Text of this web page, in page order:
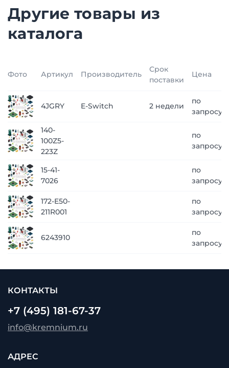
Другие товары из
каталога
Фото Артикул Производитель
Срок
поставки
Цена
4JGRY E-Switch 2 недели
по
запросу
140-
100Z5-
223Z
по
запросу
15-41-
7026
по
запросу
172-E50-
211R001
по
запросу
6243910
по
запросу
КОНТАКТЫ
+7 (495) 181-67-37
info@kremnium.ru
АДРЕС